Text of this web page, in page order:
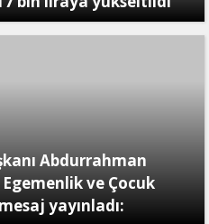
Abdurrahman
ve Çocuk
yayınladı: